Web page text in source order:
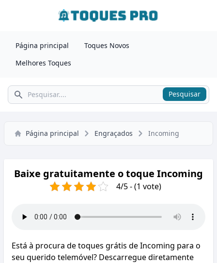
Página principal
Toques Novos
Melhores Toques
Pesquisar Pesquisar
Página principal Engraçados Incoming
Baixe gratuitamente o toque Incoming
4/5 - (1 vote)
Está à procura de toques grátis de Incoming para o
seu querido telemóvel? Descarregue diretamente